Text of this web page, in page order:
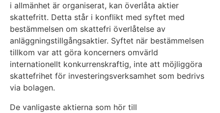
i allmänhet är organiserat, kan överlåta aktier
skattefritt. Detta står i konflikt med syftet med
bestämmelsen om skattefri överlåtelse av
anläggningstillgångsaktier. Syftet när bestämmelsen
tillkom var att göra koncerners omvärld
internationellt konkurrenskraftig, inte att möjliggöra
skattefrihet för investeringsverksamhet som bedrivs
via bolagen.
De vanligaste aktierna som hör till